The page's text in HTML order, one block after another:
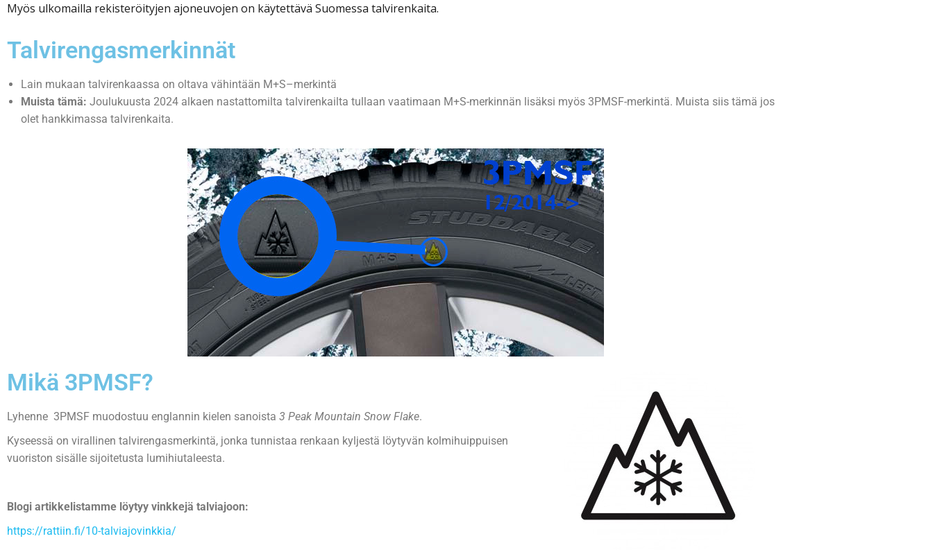
Myös ulkomailla rekisteröityjen ajoneuvojen on käytettävä Suomessa talvirenkaita.
Talvirengasmerkinnät
Lain mukaan talvirenkaassa on oltava vähintään M+S–merkintä
Muista tämä: Joulukuusta 2024 alkaen nastattomilta talvirenkailta tullaan vaatimaan M+S-merkinnän lisäksi myös 3PMSF-merkintä. Muista siis tämä jos
olet hankkimassa talvirenkaita.
Mikä 3PMSF?
Lyhenne 3PMSF muodostuu englannin kielen sanoista 3 Peak Mountain Snow Flake.
Kyseessä on virallinen talvirengasmerkintä, jonka tunnistaa renkaan kyljestä löytyvän kolmihuippuisen
vuoriston sisälle sijoitetusta lumihiutaleesta.
Blogi artikkelistamme löytyy vinkkejä talviajoon:
https://rattiin.fi/10-talviajovinkkia/